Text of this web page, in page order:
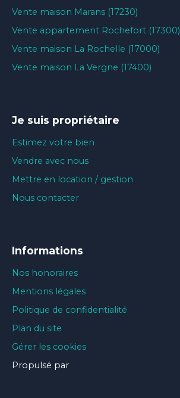
Vente maison Marans (17230)
Vente appartement Rochefort (17300)
Vente maison La Rochelle (17000)
Vente maison La Vergne (17400)
Je suis propriétaire
Estimez votre bien
Vendre avec nous
Mettre en location / gestion
Nous contacter
Informations
Nos honoraires
Mentions légales
Politique de confidentialité
Plan du site
Gérer les cookies
Propulsé par